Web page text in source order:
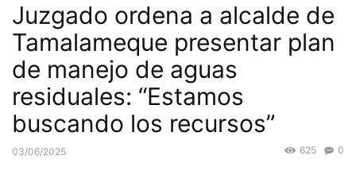
Juzgado ordena a alcalde de
Tamalameque presentar plan
de manejo de aguas
residuales: “Estamos
buscando los recursos”
03/06/2025 0
625